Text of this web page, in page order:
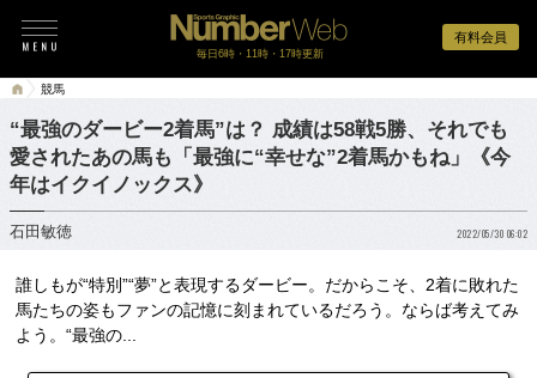
有料会員
毎日6時・11時・17時更新
競馬
“最強のダービー2着馬”は？ 成績は58戦5勝、それでも
愛されたあの馬も「最強に“幸せな”2着馬かもね」《今
年はイクイノックス》
石田敏徳 2022/05/30 06:02
誰しもが“特別”“夢”と表現するダービー。だからこそ、2着に敗れた
馬たちの姿もファンの記憶に刻まれているだろう。ならば考えてみ
よう。“最強の...